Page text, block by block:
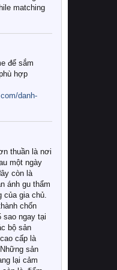
matching
để sắm
hợp
danh-
thuần là nơi
một ngày
còn là
ánh gu thẩm
của gia chủ.
chốn
ngay tại
bộ sản
cấp là
sản
lại cảm